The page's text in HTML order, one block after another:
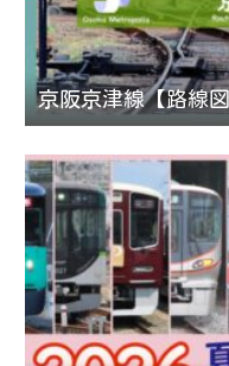
京阪京津線【路線